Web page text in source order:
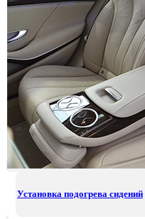
Установка подогрева сидений